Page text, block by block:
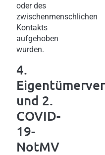
oder des
zwischenmenschlichen
Kontakts
aufgehoben
wurden.
4.
und 2.
COVID-
19-
NotMV